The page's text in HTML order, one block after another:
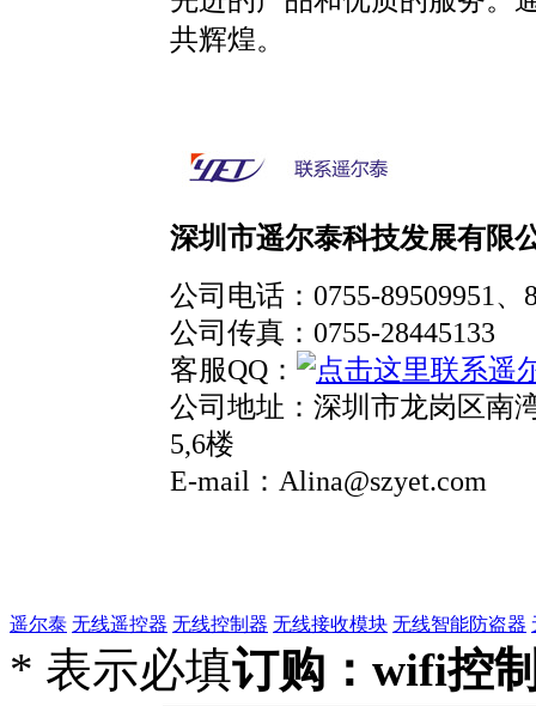
共辉煌。
深圳市遥尔泰科技发展有限
公司电话： 0755-89509951、
公司传真： 0755-28445133
客服QQ：
公司地址：深圳市龙岗区南
5,6楼
E-mail ：Alina@szyet.com
遥尔泰 无线遥控器 无线控制器 无线接收模块 无线智能防盗器
* 表示必填订购：wifi控